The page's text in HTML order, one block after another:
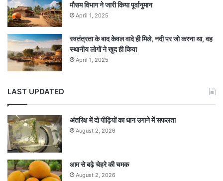
मौसम विभाग ने जारी किया पूर्वानुमान
April 1, 2025
स्वतंत्रता के बाद केवल वादे ही मिले, नदी पर जो करना था, वह
स्थानीय लोगों ने खुद ही किया
April 1, 2025
LAST UPDATED
अंतरिक्ष में दो पीढ़ियों का धान उगाने में सफलता
August 2, 2026
आम से बढ़े चेहरे की चमक
August 2, 2026